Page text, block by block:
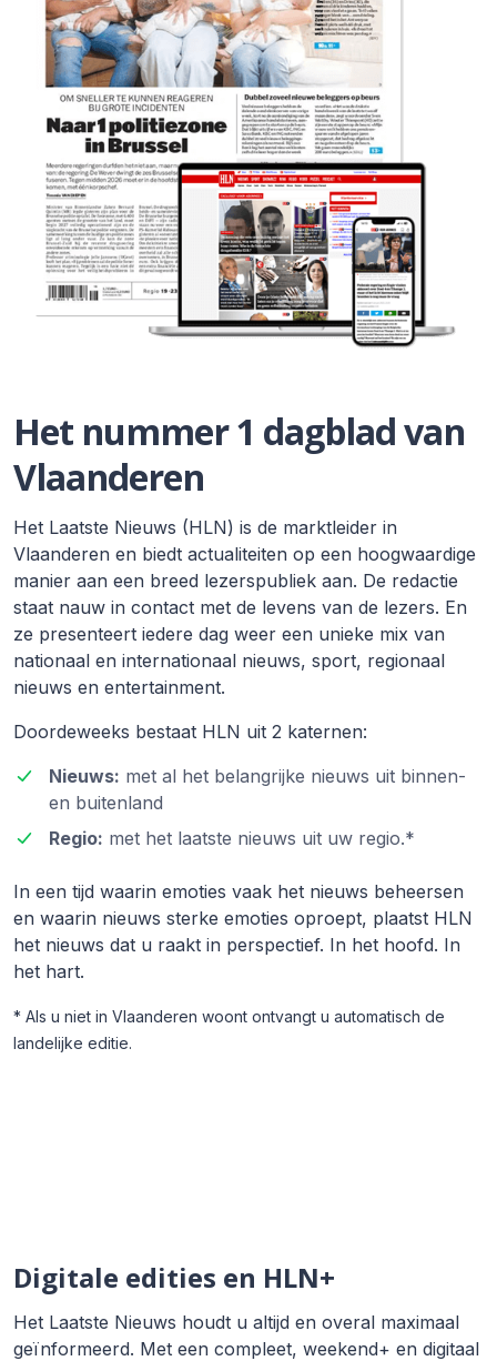
Het nummer 1 dagblad van
Vlaanderen
Het Laatste Nieuws (HLN) is de marktleider in
Vlaanderen en biedt actualiteiten op een hoogwaardige
manier aan een breed lezerspubliek aan. De redactie
staat nauw in contact met de levens van de lezers. En
ze presenteert iedere dag weer een unieke mix van
nationaal en internationaal nieuws, sport, regionaal
nieuws en entertainment.
Doordeweeks bestaat HLN uit 2 katernen:
Nieuws: met al het belangrijke nieuws uit binnen-
en buitenland
Regio: met het laatste nieuws uit uw regio.*
In een tijd waarin emoties vaak het nieuws beheersen
en waarin nieuws sterke emoties oproept, plaatst HLN
het nieuws dat u raakt in perspectief. In het hoofd. In
het hart.
* Als u niet in Vlaanderen woont ontvangt u automatisch de
landelijke editie.
Digitale edities en HLN+
Het Laatste Nieuws houdt u altijd en overal maximaal
geïnformeerd. Met een compleet, weekend+ en digitaal